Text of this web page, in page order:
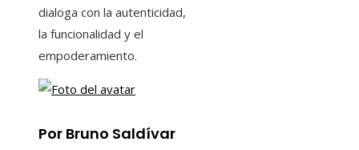
dialoga con la autenticidad,
la funcionalidad y el
empoderamiento.
Por Bruno Saldívar